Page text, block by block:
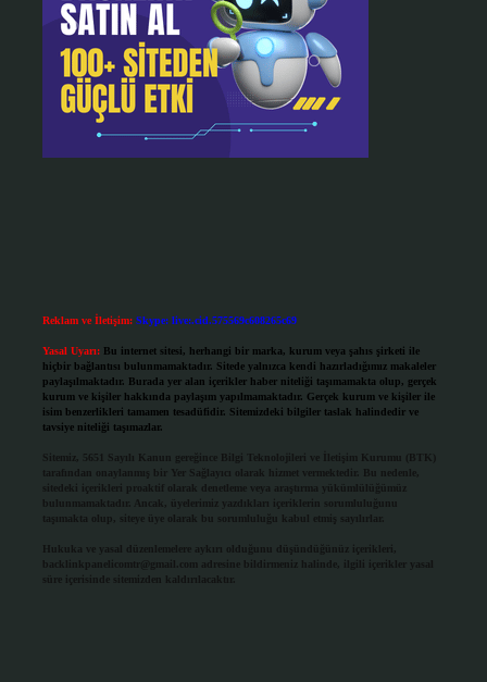
Reklam ve İletişim: Skype: live:.cid.575569c608265c69
Yasal Uyarı: Bu internet sitesi, herhangi bir marka, kurum veya şahıs şirketi ile
hiçbir bağlantısı bulunmamaktadır. Sitede yalnızca kendi hazırladığımız makaleler
paylaşılmaktadır. Burada yer alan içerikler haber niteliği taşımamakta olup, gerçek
kurum ve kişiler hakkında paylaşım yapılmamaktadır. Gerçek kurum ve kişiler ile
isim benzerlikleri tamamen tesadüfidir. Sitemizdeki bilgiler taslak halindedir ve
tavsiye niteliği taşımazlar.
Sitemiz, 5651 Sayılı Kanun gereğince Bilgi Teknolojileri ve İletişim Kurumu (BTK)
tarafından onaylanmış bir Yer Sağlayıcı olarak hizmet vermektedir. Bu nedenle,
sitedeki içerikleri proaktif olarak denetleme veya araştırma yükümlülüğümüz
bulunmamaktadır. Ancak, üyelerimiz yazdıkları içeriklerin sorumluluğunu
taşımakta olup, siteye üye olarak bu sorumluluğu kabul etmiş sayılırlar.
Hukuka ve yasal düzenlemelere aykırı olduğunu düşündüğünüz içerikleri,
backlinkpanelicomtr@gmail.com adresine bildirmeniz halinde, ilgili içerikler yasal
süre içerisinde sitemizden kaldırılacaktır.